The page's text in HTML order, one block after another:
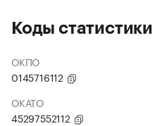
Коды статистики
ОКПО
0145716112
ОКАТО
45297552112